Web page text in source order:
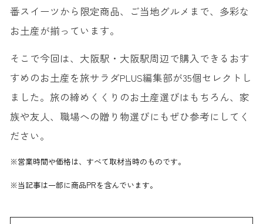
番スイーツから限定商品、ご当地グルメまで、多彩な
お土産が揃っています。
そこで今回は、大阪駅・大阪駅周辺で購入できるおす
すめのお土産を旅サラダPLUS編集部が35個セレクトし
ました。旅の締めくくりのお土産選びはもちろん、家
族や友人、職場への贈り物選びにもぜひ参考にしてく
ださい。
※営業時間や価格は、すべて取材当時のものです。
※当記事は一部に商品PRを含んでいます。